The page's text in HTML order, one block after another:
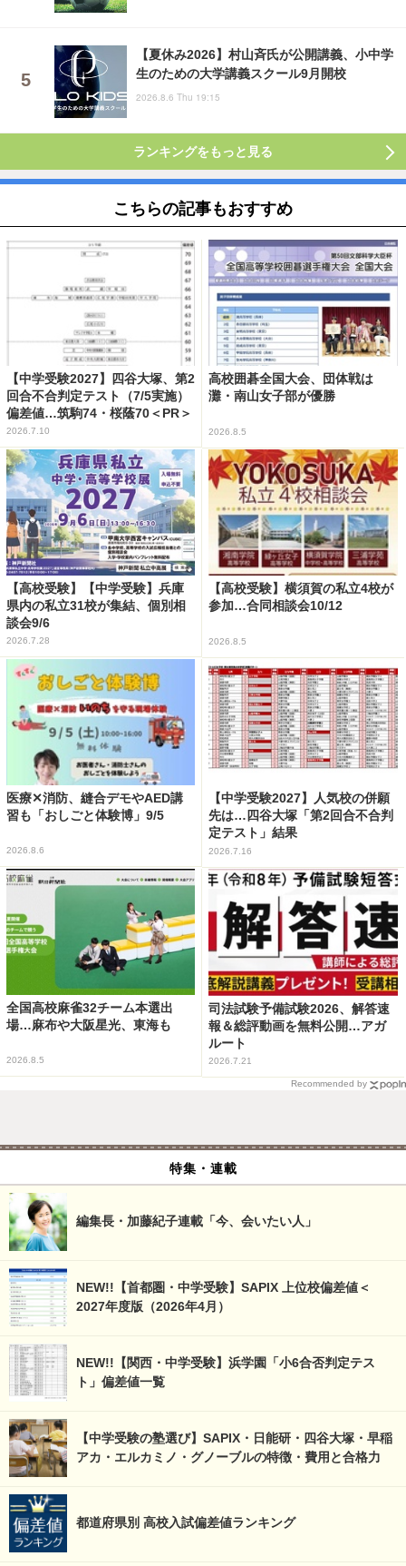
【夏休み2026】村山斉氏が公開講義、小中学
生のための大学講義スクール9月開校
2026.8.6 Thu 19:15
ランキングをもっと見る
こちらの記事もおすすめ
【中学受験2027】四谷大塚、第2
回合不合判定テスト（7/5実施）
偏差値…筑駒74・桜蔭70＜PR＞
2026.7.10
高校囲碁全国大会、団体戦は
灘・南山女子部が優勝
2026.8.5
【高校受験】【中学受験】兵庫
県内の私立31校が集結、個別相
談会9/6
2026.7.28
【高校受験】横須賀の私立4校が
参加…合同相談会10/12
2026.8.5
医療✕消防、縫合デモやAED講
習も「おしごと体験博」9/5
2026.8.6
【中学受験2027】人気校の併願
先は…四谷大塚「第2回合不合判
定テスト」結果
2026.7.16
全国高校麻雀32チーム本選出
場…麻布や大阪星光、東海も
2026.8.5
司法試験予備試験2026、解答速
報＆総評動画を無料公開…アガ
ルート
2026.7.21
Recommended by
特集・連載
編集長・加藤紀子連載「今、会いたい人」
NEW!!【首都圏・中学受験】SAPIX 上位校偏差値＜
2027年度版（2026年4月）
NEW!!【関西・中学受験】浜学園「小6合否判定テス
ト」偏差値一覧
【中学受験の塾選び】SAPIX・日能研・四谷大塚・早稲
アカ・エルカミノ・グノーブルの特徴・費用と合格力
都道府県別 高校入試偏差値ランキング